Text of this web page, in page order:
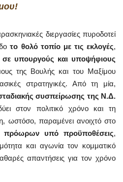
διεργασίες πυροδοτεί
το θολό τοπίο με τις εκλογές,
σε υπουργούς και υποψήφιους
της Βουλής και του Μαξίμου
στρατηγικές. Από τη μία,
συσπείρωσης της Ν.Δ.
στον πολιτικό χρόνο και τη
ωστόσο, παραμένει ανοιχτό στο
πρόωρων υπό προϋποθέσεις,
και αγωνία τον κομματικό
απαντήσεις για τον χρόνο